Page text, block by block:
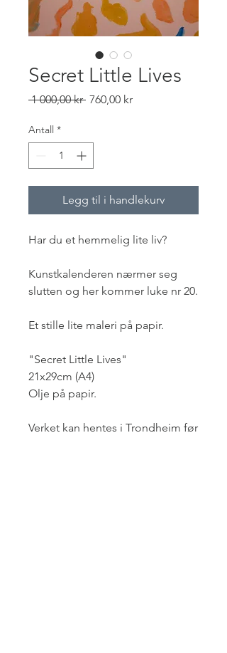
Secret Little Lives
1 000,00 kr Vanlig
760,00 krSalgspris
Antall *
Legg til i handlekurv
Har du et hemmelig lite liv?
Kunstkalenderen nærmer seg
slutten og her kommer luke nr 20.
Et stille lite maleri på papir.
"Secret Little Lives"
21x29cm (A4)
Olje på papir.
Verket kan hentes i Trondheim før